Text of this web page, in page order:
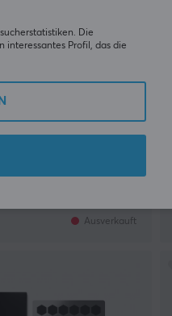
Ausverkauft
Die
interessantes Profil, das die